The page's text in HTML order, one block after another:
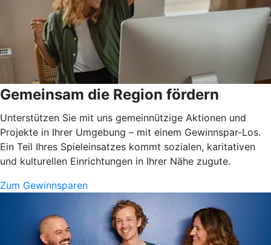
Gemeinsam die Region fördern
Unterstützen Sie mit uns gemeinnützige Aktionen und
Projekte in Ihrer Umgebung – mit einem Gewinnspar-Los.
Ein Teil Ihres Spieleinsatzes kommt sozialen, karitativen
und kulturellen Einrichtungen in Ihrer Nähe zugute.
Zum Gewinnsparen